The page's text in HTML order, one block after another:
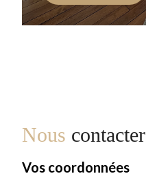
Nous contacter
Vos coordonnées